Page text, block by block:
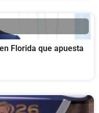
Florida que apuesta